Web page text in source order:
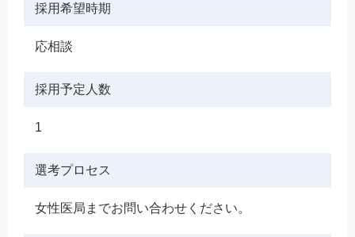
採用希望時期
応相談
採用予定人数
1
選考プロセス
女性医局までお問い合わせください。